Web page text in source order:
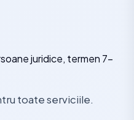
juridice, termen 7-
toate serviciile.